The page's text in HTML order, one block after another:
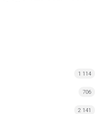
1 114
706
2 141